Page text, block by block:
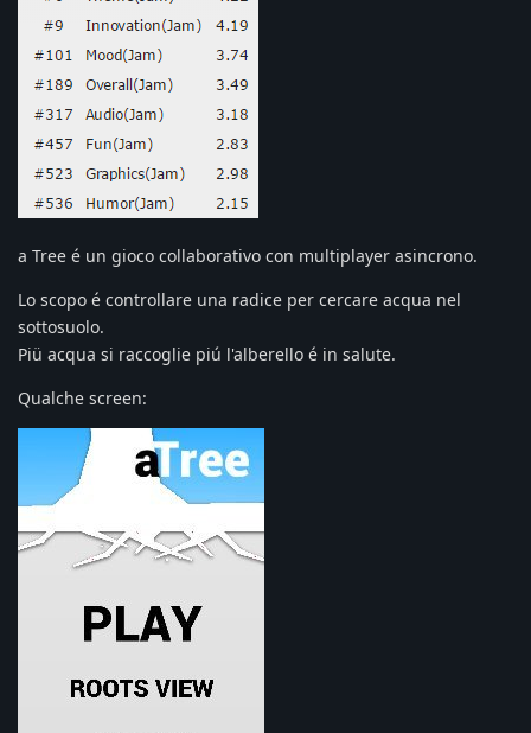
a Tree é un gioco collaborativo con multiplayer asincrono.
Lo scopo é controllare una radice per cercare acqua nel
sottosuolo.
Piü acqua si raccoglie piú l'alberello é in salute.
Qualche screen: